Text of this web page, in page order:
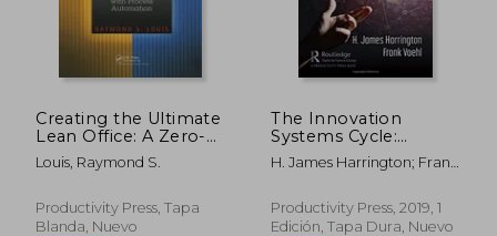
dcto. $ 11.630 dcto.
Creating the Ultimate
Lean Office: A Zero-
Waste Environment
with Process
Inglés)
Louis, Raymond S.
Productivity Press, Tapa
Blanda, Nuevo
The Innovation
Systems Cycle:
Simplifying and
Incorporating the
56002 Standard and
Best Practices (The
H. James Harrington; Frank
Productivity Press, 2019, 1
Edición, Tapa Dura, Nuevo